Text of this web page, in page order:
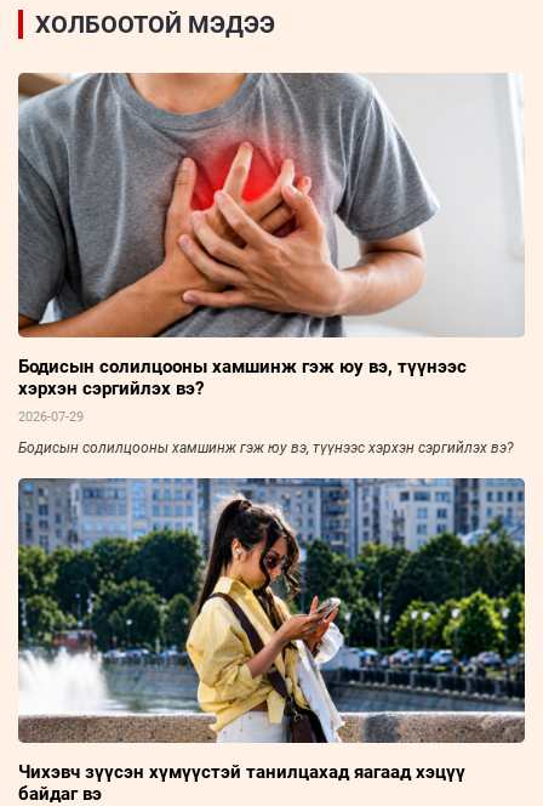
ХОЛБООТОЙ МЭДЭЭ
Бодисын солилцооны хамшинж гэж юу вэ, түүнээс
хэрхэн сэргийлэх вэ?
2026-07-29
Бодисын солилцооны хамшинж гэж юу вэ, түүнээс хэрхэн сэргийлэх вэ?
Чихэвч зүүсэн хүмүүстэй танилцахад яагаад хэцүү
байдаг вэ